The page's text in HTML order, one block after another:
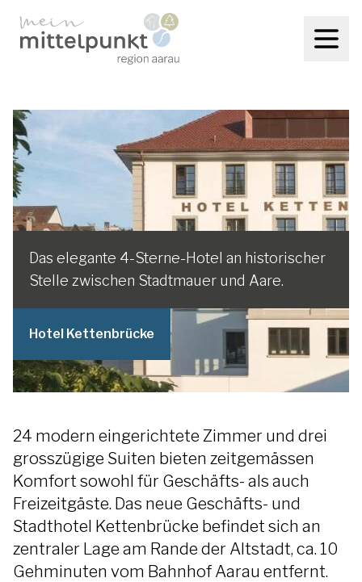
Das elegante 4-Sterne-Hotel an historischer
Stelle zwischen Stadtmauer und Aare.
Hotel Kettenbrücke
24 modern eingerichtete Zimmer und drei
grosszügige Suiten bieten zeitgemässen
Komfort sowohl für Geschäfts- als auch
Freizeitgäste. Das neue Geschäfts- und
Stadthotel Kettenbrücke befindet sich an
zentraler Lage am Rande der Altstadt, ca. 10
Gehminuten vom Bahnhof Aarau entfernt.